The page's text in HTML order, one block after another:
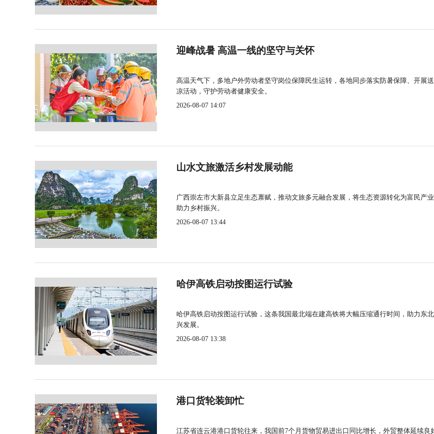
迎峰战暑 高温一线的坚守与关怀
高温天气下，多地户外劳动者坚守岗位保障民生运转，各地同步落实防暑保障、开展
凉活动，守护劳动者健康安全。
2026-08-07 14:07
山水文旅激活乡村发展动能
广西崇左市大新县立足生态禀赋，推动文旅多元融合发展，将生态资源转化为富民产
助力乡村振兴。
2026-08-07 13:44
哈伊高铁启动按图运行试验
哈伊高铁启动按图运行试验，这条我国最北端在建高铁将大幅压缩通行时间，助力东
兴发展。
2026-08-07 13:38
港口货轮装卸忙
江苏省连云港港口货轮往来，我国前7个月货物贸易进出口同比增长，外贸整体延续良